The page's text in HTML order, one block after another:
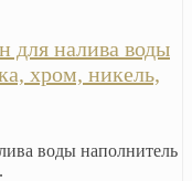
для налива воды
хром, никель,
воды наполнитель